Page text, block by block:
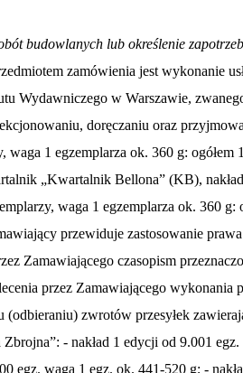
budowlanych lub określenie
(odbieraniu) zwrotów przesyłek, zawierających następujące czasopisma WIW: 2.1.miesięcznik „Polska Zbrojna” (PZ), nakład 1 edycji – 9.000 egzemplarzy, waga 1 egzemplarza ok. 360 g: ogółem 12 edycji, 2.2.dwumiesięcznik „Przegląd Sił Zbrojnych” (PSZ), nakład 1 edycji – 4.000 egzemplarzy, waga 1 egzemplarza ok. 320 g: ogółem 6 edycji, 2.3.kwartalnik „Kwartalnik Bellona” (KB), nakład 1 edycji – 1.000 egzemplarzy, waga 1 egzemplarza ok. 430 g: ogółem 4 edycje, 2.4.kwartalnik „Polska Zbrojna Historia” (PZH), nakład 1 edycji – 6.000 egzemplarzy, waga 1 egzemplarza ok. 360 g: ogółem 4 edycje. 3.Zamówienie opcjonalne 3.1.Zgodnie z art. 34 ust. 5 ustawy z dnia 29 stycznia 2004 r. Prawo zamówień publicznych (Dz.U. 2016. poz.1020) Zamawiający przewiduje zastosowanie prawa opcji. O skorzystaniu z zamówienia opcjonalnego Zamawiający powiadomi Wykonawcę drogą mailową w terminie 1 dnia przed dostarczeniem Wykonawcy przez Zamawiającego czasopism przeznaczonych do doręczenia. Wykonawca oświadcza, że zgadza się na przewidziane niniejszą umową prawo opcji i nie przysługuje mu żadne roszczenie z tytułu niezlecenia przez Zamawiającego wykonania przedmiotu zamówienia opcjonalnego. 3.2. Przedmiot zamówienia opcjonalnego obejmuje usługi polegające na konfekcjonowaniu, doręczaniu oraz przyjmowaniu (odbieraniu) zwrotów przesyłek zawierających czasopisma WIW. Przewidywane opcje zamówienia: Konfekcjonowanie, doręczanie oraz przyjmowanie (odbieranie) zwrotów miesięcznika „Polska Zbrojna”: - nakład 1 edycji od 9.001 egz. do 11.000 egz. waga 1 egz. ok. 360-440 g; - nakład 1 edycji od 11.001 egz. do 13.000 egz. waga 1 egz. ok. 360-440 g; - nakład 1 edycji od 9.001 egz. do 11.000 egz. waga 1 egz. ok. 441-520 g; - nakład 1 edycji od 11.001 egz. do 13.000 egz. waga 1 egz. ok. 441-520 g; - nakład 1 edycji od 9.001 egz. do 11.000 egz. waga 1 egz. ok. 521-600 g; - nakład 1 edycji od 11.001 egz. do 13.000 egz. waga 1 egz. ok. 521-600 g. Konfekcjonowanie, doręczanie oraz przyjmowanie (odbieranie) zwrotów dwumiesięcznika „Przegląd Sił Zbrojnych”: - nakład 1 edycji od 4.001 egz. do 4.700 egz. waga 1 egz. ok. 320-370 g; - nakład 1 edycji od 4.701 egz. do 5.500 egz. waga 1 egz. ok. 320-370 g. Konfekcjonowanie, doręczanie oraz przyjmowanie (odbieranie) zwrotów „Kwartalnika Bellona”: - nakład 1 edycji od 1.001 egz. do 1.100 egz. waga 1 egz. ok. 430-480 g. Konfekcjonowanie, doręczanie oraz przyjmowanie (odbieranie) zwrotów kwartalnika „Polska Zbrojna. Historia”: - nakład 1 edycji od 6.001 egz. do 7.500 egz. waga 1 egz. ok. 360-440 g; - nakład 1 edycji od 7.501 egz. do 9.000 egz. waga 1 egz. ok. 360-440 g. 3.3.Największy możliwy zakres zamówienia opcjonalnego obejmuje usługi polegające na konfekcjonowaniu, doręczaniu oraz przyjmowaniu (odbieraniu) zwrotów przesyłek zawierających następujące czasopisma WIW: 3.3.1.miesięcznik „Polska Zbrojna” (PZ), nakład 1 edycji – 13.000 egzemplarzy, waga 1 egzemplarza ok. 600 g: ogółem 12 edycji, 3.3.2.dwumiesięcznik „Przegląd Sił Zbrojnych” (PSZ), nakład 1 edycji – 5.500 egzemplarzy, waga 1 egzemplarza ok. 370 g: ogółem 6 edycji, 3.3.3.kwartalnik „Kwartalnik Bellona” (KB), nakład 1 edycji – 1.100 egzemplarzy, waga 1 egzemplarza ok. 480 g: ogółem 4 edycje, 3.3.4.kwartalnik „Polska Zbrojna. Historia” (PZH), nakład 1 edycji – 9.000 egzemplarzy, waga 1 egzemplarza ok. 440 g: ogółem 4 edycje. 3.4.Edycja danego czasopisma to jednorazowy nakład tego czasopisma wyrażony w egzemplarzach. 4.Formaty czasopism WIW: 4.1.miesięcznik „Polska Zbrojna” – zbliżony do A4 (205x285 mm), 4.2.dwumiesięcznik „Przegląd Sił Zbrojnych” – zbliżony do A4 (205x285 mm), 4.3.„Kwartalnik Bellona” – zbliżony do B5 (165x240 mm), 4.4.kwartalnik „Polska Zbrojna Historia” – zbliżony do A4 (205x285 mm). 5.Zlecenia obejmować będą: 5.1.konfekcjonowanie, to jest: 5.1.1.zafoliowanie albo zapakowanie w koperty lub paczki egzemplarzy czasopism do wysyłki według bazy adresowej (rozdzielnika), dostarczanej każdorazowo przez